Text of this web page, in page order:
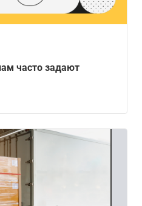
часто задают